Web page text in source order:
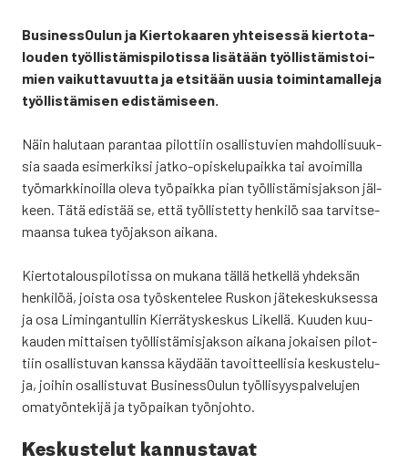
Business­Oulun ja Kier­to­kaa­ren yhtei­ses­sä kier­to­ta­
lou­den työl­lis­tä­mis­pi­lo­tis­sa lisä­tään työl­lis­tä­mis­toi­
mien vai­kut­ta­vuut­ta ja etsi­tään uusia toi­min­ta­mal­le­ja
työl­lis­tä­mi­sen edis­tä­mi­seen.
Näin halu­taan paran­taa pilot­tiin osal­lis­tu­vien mah­dol­li­suuk­
sia saa­da esi­mer­kik­si jat­ko-opis­ke­lu­paik­ka tai avoi­mil­la
työ­mark­ki­noil­la ole­va työ­paik­ka pian työl­lis­tä­mis­jak­son jäl­
keen. Tätä edis­tää se, että työl­lis­tet­ty hen­ki­lö saa tar­vit­se­
maan­sa tukea työ­jak­son aika­na.
Kier­to­ta­lous­pi­lo­tis­sa on muka­na täl­lä het­kel­lä yhdek­sän
hen­ki­löä, jois­ta osa työs­ken­te­lee Rus­kon jäte­kes­kuk­ses­sa
ja osa Limin­gan­tul­lin Kier­rä­tys­kes­kus Likel­lä. Kuu­den kuu­
kau­den mit­tai­sen työl­lis­tä­mis­jak­son aika­na jokai­sen pilot­
tiin osal­lis­tu­van kans­sa käy­dään tavoit­teel­li­sia kes­kus­te­lu­
ja, joi­hin osal­lis­tu­vat Business­Oulun työl­li­syys­pal­ve­lu­jen
oma­työn­te­ki­jä ja työ­pai­kan työn­joh­to.
Kes­kus­te­lut kan­nus­ta­vat